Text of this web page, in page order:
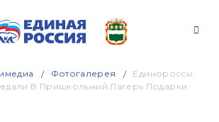
Фотогалерея
Единороссы
В Пришкольный Лагерь Подарки